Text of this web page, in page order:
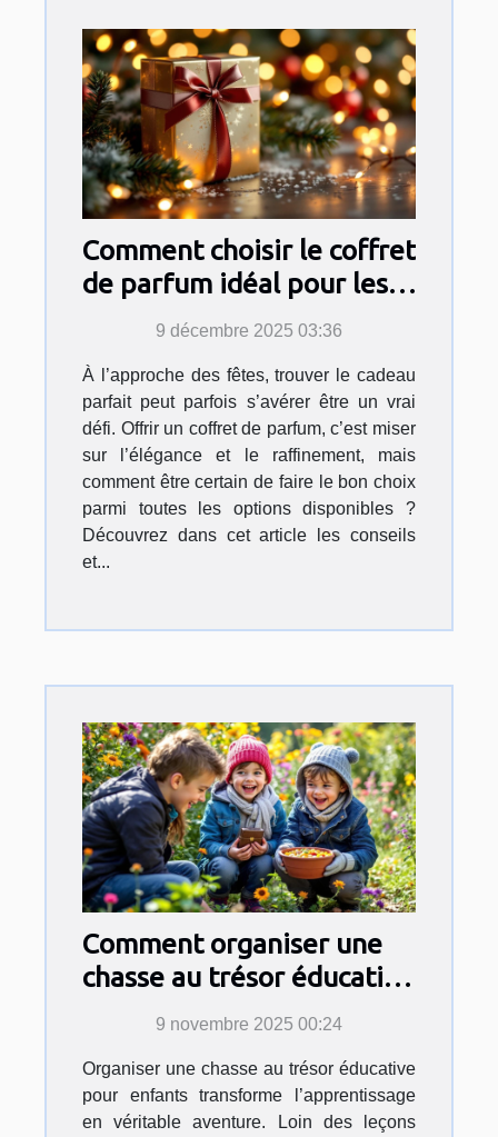
Comment choisir le coffret
de parfum idéal pour les
fêtes ?9 décembre 2025 03:36
À l’approche des fêtes, trouver le cadeau
parfait peut parfois s’avérer être un vrai
défi. Offrir un coffret de parfum, c’est miser
sur l’élégance et le raffinement, mais
comment être certain de faire le bon choix
parmi toutes les options disponibles ?
Découvrez dans cet article les conseils
et...
Comment organiser une
chasse au trésor éducative
pour enfants ?
9 novembre 2025 00:24
Organiser une chasse au trésor éducative
pour enfants transforme l’apprentissage
en véritable aventure. Loin des leçons